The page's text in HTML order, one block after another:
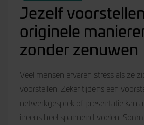
Jezelf
originele
zonder zenuwen
Veel mensen ervaren stress als ze
voorstellen. Zeker tijdens een
netwerkgesprek of presentatie kan
ineens heel spannend voelen.